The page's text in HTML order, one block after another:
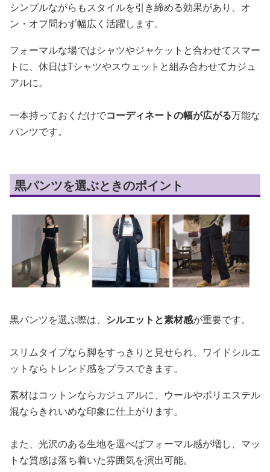
シンプルながらもスタイルを引き締める効果があり、オ
ン・オフ問わず幅広く活躍します。
フォーマルな場ではシャツやジャケットと合わせてスマー
トに、休日はTシャツやスウェットと組み合わせてカジュ
アルに。
一本持っておくだけでコーディネートの幅が広がる万能な
パンツです。
黒パンツを選ぶときのポイント
黒パンツを選ぶ際は、 シルエットと素材感が重要です。
スリムタイプなら脚をすっきりと見せられ、ワイドシルエ
ットならトレンド感をプラスできます。
素材はコットンならカジュアルに、ウールやポリエステル
混ならきれいめな印象に仕上がります。
また、光沢のある生地を選べばフォーマル感が増し、マッ
トな質感は落ち着いた雰囲気を演出可能。